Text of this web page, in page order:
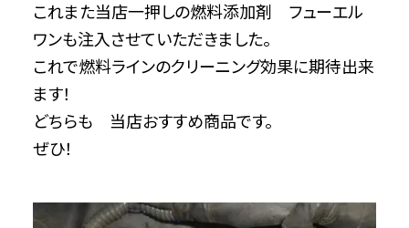
これまた当店一押しの燃料添加剤 フューエル
ワンも注入させていただきました。
これで燃料ラインのクリーニング効果に期待出来
ます！
どちらも 当店おすすめ商品です。
ぜひ！